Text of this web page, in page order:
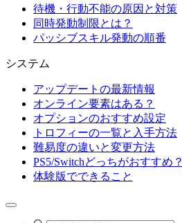
待機・行動不能の原因と対策
同時発動制限とは？
パッシブスキル発動の順番
システム
アップデートの最新情報
オンライン要素はある？
オプションのおすすめ設定
トロフィーの一覧と入手方法
難易度の違いと変更方法
PS5/Switchどっちがおすすめ？
体験版でできること